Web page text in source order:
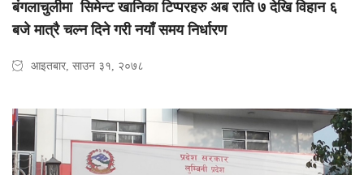
बंगलाचुलीमा सिमेन्ट खानिका टिप्परहरु अब राति ७ देखि विहान ६
बजे मात्रै चल्न दिने गरी नयाँ समय निर्धारण
आइतबार, साउन ३१, २०७८